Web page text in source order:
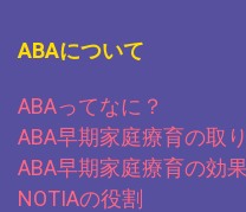
ABAについて
ABAってなに？
ABA早期家庭療育の取
ABA早期家庭療育の効果
NOTIAの役割